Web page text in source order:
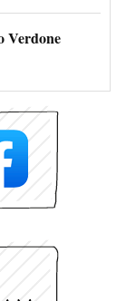
Verdone